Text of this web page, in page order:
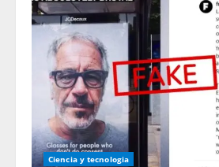
Ciencia y tecnologia